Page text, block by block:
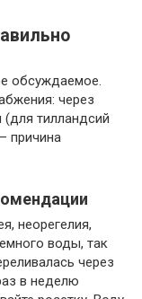
обсуждаемое.
через
(для тилландсий
причина
неорегелия,
воды, так
через
в неделю